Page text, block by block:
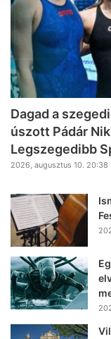
Dagad a
úszott Pádár
Legszegedibb
2026, augusztus 10. 20:38